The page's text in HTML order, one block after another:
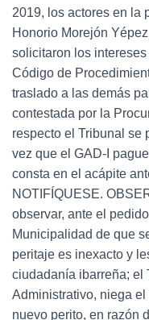
2019, los actores en la
Honorio Morejón
solicitaron los
Código de
traslado a las demás
contestada por la
respecto el Tribunal se
vez que el GAD-I
consta en el acápite
NOTIFÍQUESE.
observar, ante el
Municipalidad de que
peritaje es inexacto y
ciudadanía ibarreña; el
Administrativo, niega
nuevo perito, en razón